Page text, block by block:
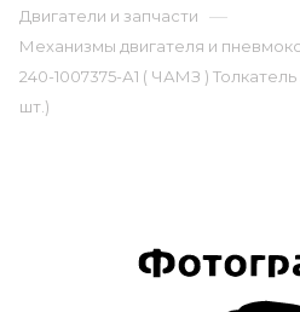
Двигатели и запчасти —
Механизмы двигателя и
240-1007375-А1 ( ЧАМЗ )
шт.)